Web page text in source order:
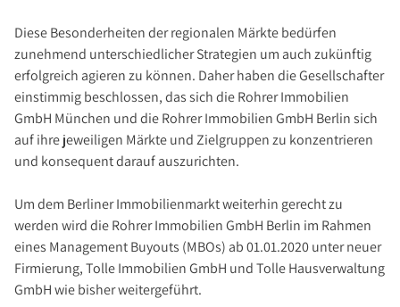
Referenzen
Investment Suchauftrag
Newsletter Investment
Immobilie kaufen
Immobilienangebote
Immobilienmarkt
Suchauftrag Wohnen
Services
Bauträger / Projektentwickler
Hausverwaltung
Diese Besonderheiten der regionalen Märkte bedürfen
zunehmend unterschiedlicher Strategien um auch zukünftig
erfolgreich agieren zu können. Daher haben die Gesellschafter
einstimmig beschlossen, das sich die Rohrer Immobilien
GmbH München und die Rohrer Immobilien GmbH Berlin sich
auf ihre jeweiligen Märkte und Zielgruppen zu konzentrieren
und konsequent darauf auszurichten.
Um dem Berliner Immobilienmarkt weiterhin gerecht zu
werden wird die Rohrer Immobilien GmbH Berlin im Rahmen
eines Management Buyouts (MBOs) ab 01.01.2020 unter neuer
Firmierung, Tolle Immobilien GmbH und Tolle Hausverwaltung
GmbH wie bisher weitergeführt.